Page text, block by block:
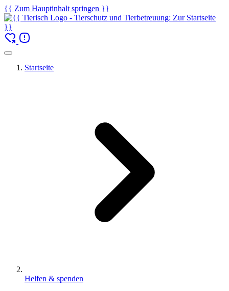
{{ Zum Hauptinhalt springen }}
Startseite
Helfen & spenden